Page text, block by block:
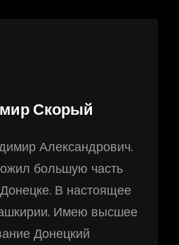
Скорый
Александрович.
большую часть
В настоящее
Имею высшее
Донецкий